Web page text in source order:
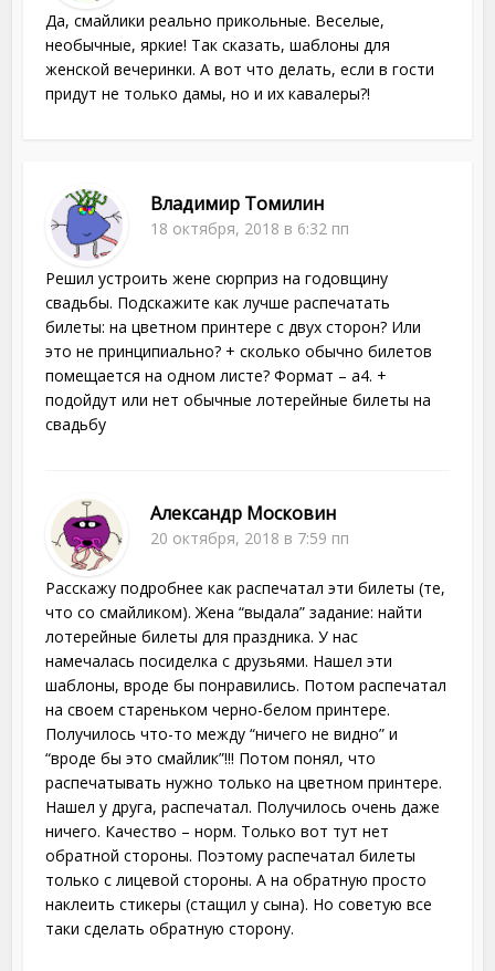
Да, смайлики реально прикольные. Веселые,
необычные, яркие! Так сказать, шаблоны для
женской вечеринки. А вот что делать, если в гости
придут не только дамы, но и их кавалеры?!
Владимир Томилин
18 октября, 2018 в 6:32 пп
Решил устроить жене сюрприз на годовщину
свадьбы. Подскажите как лучше распечатать
билеты: на цветном принтере с двух сторон? Или
это не принципиально? + сколько обычно билетов
помещается на одном листе? Формат – a4. +
подойдут или нет обычные лотерейные билеты на
свадьбу
Александр Московин
20 октября, 2018 в 7:59 пп
Расскажу подробнее как распечатал эти билеты (те,
что со смайликом). Жена “выдала” задание: найти
лотерейные билеты для праздника. У нас
намечалась посиделка с друзьями. Нашел эти
шаблоны, вроде бы понравились. Потом распечатал
на своем стареньком черно-белом принтере.
Получилось что-то между “ничего не видно” и
“вроде бы это смайлик”!!! Потом понял, что
распечатывать нужно только на цветном принтере.
Нашел у друга, распечатал. Получилось очень даже
ничего. Качество – норм. Только вот тут нет
обратной стороны. Поэтому распечатал билеты
только с лицевой стороны. А на обратную просто
наклеить стикеры (стащил у сына). Но советую все
таки сделать обратную сторону.